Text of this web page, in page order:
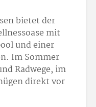
bietet der
mit
und einer
Im Sommer
Radwege, im
direkt vor